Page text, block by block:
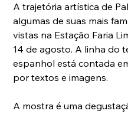
A trajetória artística de
algumas de suas mais
vistas na Estação Faria
14 de agosto. A linha do
espanhol está contada
por textos e imagens.
A mostra é uma